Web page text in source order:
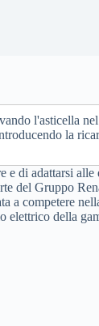
l'asticella
la
e di adattarsi
del Gruppo
a competere
elettrico della